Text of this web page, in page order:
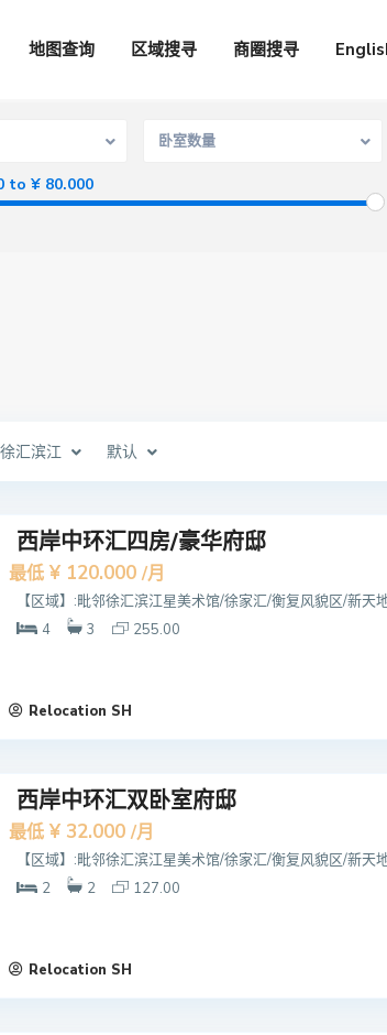
地图查询 区域搜寻 商圈搜寻
卧室数量
to ¥ 80.000
徐汇滨江 默认
西岸中环汇四房/豪华府邸
最低 ¥ 120.000 /月
【区域】:毗邻徐汇滨江星美术馆/徐家汇/衡复风貌区/新
4
3 255.00
Relocation SH
西岸中环汇双卧室府邸
最低 ¥ 32.000 /月
【区域】:毗邻徐汇滨江星美术馆/徐家汇/衡复风貌区/新
2
2 127.00
Relocation SH